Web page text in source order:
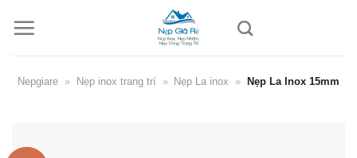
Nepgiare » Nẹp inox trang trí » Nẹp La inox » Nẹp La Inox 15mm